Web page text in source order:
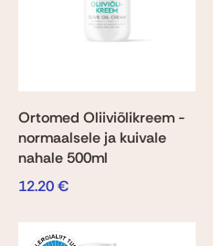
Ortomed Oliiviõlikreem -
normaalsele ja kuivale
nahale 500ml
12.20€